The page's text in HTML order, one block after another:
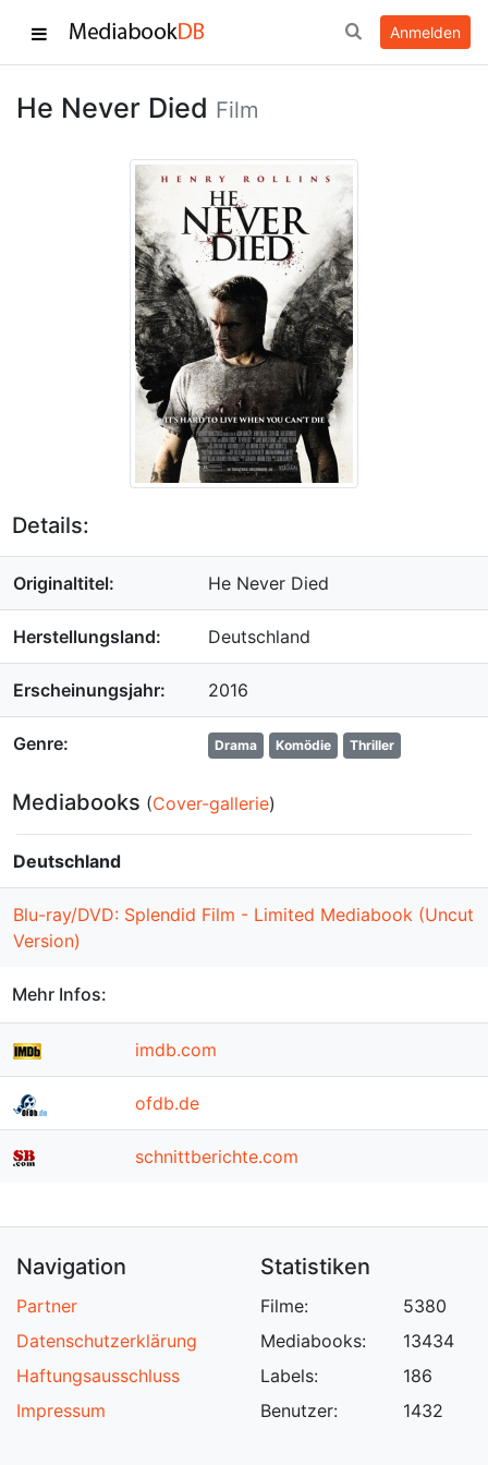
Anmelden
He Never Died Film
Details:
Originaltitel: He Never Died
Herstellungsland: Deutschland
Erscheinungsjahr: 2016
Genre: Drama Komödie Thriller
Mediabooks (Cover-gallerie)
Deutschland
Blu-ray/DVD: Splendid Film - Limited Mediabook (Uncut
Version)
Mehr Infos:
imdb.com
ofdb.de
schnittberichte.com
Navigation
Partner
Datenschutzerklärung
Haftungsausschluss
Impressum
Statistiken
Filme:
Mediabooks:
Labels:
Benutzer:
5380
13434
186
1432